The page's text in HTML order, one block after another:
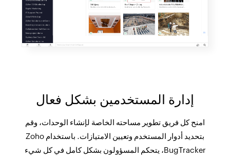
إدارة المستخدمين بشكل فعال
امنح كل فريق تطوير مساحته الخاصة لإنشاء الوحدات، وقم
بتحديد أدوار المستخدم وتعيين الامتيازات. باستخدام Zoho
BugTracker، يتحكم المسؤولون بشكل كامل في كل شيء